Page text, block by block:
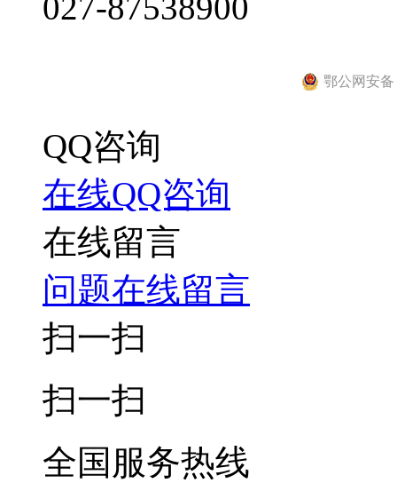
027-87538900
鄂公网安备
QQ咨询
在线QQ咨询
在线留言
问题在线留言
扫一扫
扫一扫
全国服务热线